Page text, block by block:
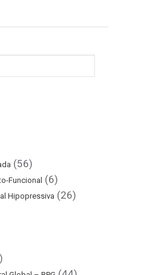
(56)
Funcional (6)
Hipopressiva (26)